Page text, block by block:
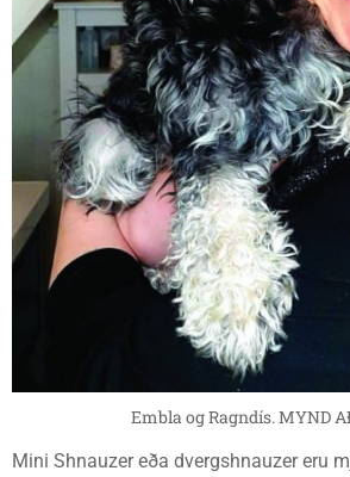
Embla og Ragndís. MYND
Mini Shnauzer eða dvergshnauzer eru